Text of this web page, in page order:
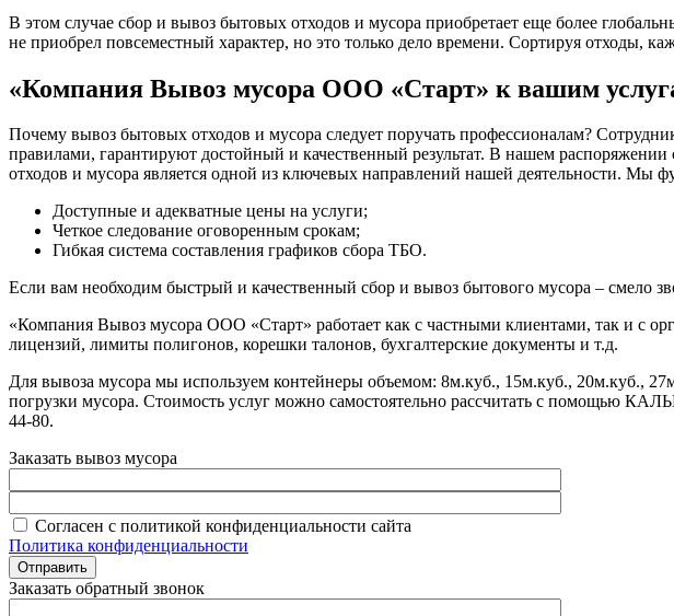
В этом случае сбор и вывоз бытовых отходов и мусора приобретает еще более
не приобрел повсеместный характер, но это только дело времени. Сортируя отходы,
«Компания Вывоз мусора ООО «Старт» к вашим
Почему вывоз бытовых отходов и мусора следует поручать профессионалам?
правилами, гарантируют достойный и качественный результат. В нашем
отходов и мусора является одной из ключевых направлений нашей деятельности.
Доступные и адекватные цены на услуги;
Четкое следование оговоренным срокам;
Гибкая система составления графиков сбора ТБО.
Если вам необходим быстрый и качественный сбор и вывоз бытового мусора – смело
«Компания Вывоз мусора ООО «Старт» работает как с частными клиентами, так и с
лицензий, лимиты полигонов, корешки талонов, бухгалтерские документы и т.д.
Для вывоза мусора мы используем контейнеры объемом: 8м.куб., 15м.куб., 20м.куб.,
погрузки мусора. Стоимость услуг можно самостоятельно рассчитать с помощью
44-80.
Заказать вывоз мусора
Согласен с политикой конфиденциальности сайта
Политика конфиденциальности
Заказать обратный звонок